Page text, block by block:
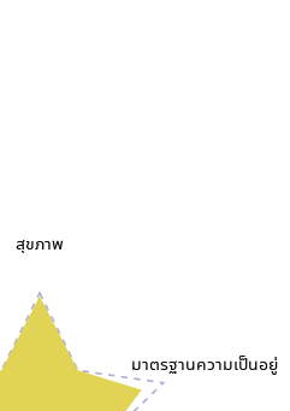
สุขภาพ
มาตรฐานความเป็นอยู่